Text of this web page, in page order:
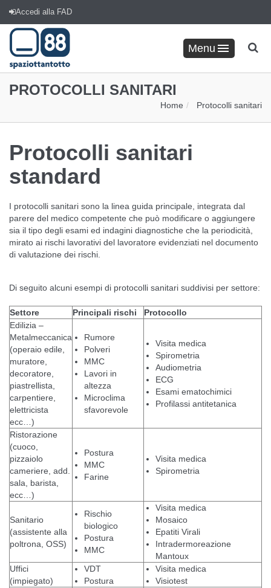
Accedi alla FAD
Menu
PROTOCOLLI SANITARI
Home Protocolli sanitari
Protocolli sanitari
standard
I protocolli sanitari sono la linea guida principale, integrata dal
parere del medico competente che può modificare o aggiungere
sia il tipo degli esami ed indagini diagnostiche che la periodicità,
mirato ai rischi lavorativi del lavoratore evidenziati nel documento
di valutazione dei rischi.
Di seguito alcuni esempi di protocolli sanitari suddivisi per settore:
Settore Principali rischi
Protocollo
Edilizia –
Metalmeccanica
(operaio edile,
muratore,
decoratore,
piastrellista,
carpentiere,
elettricista
ecc…)
Rumore
Polveri
MMC
Lavori in
altezza
Microclima
sfavorevole
Visita medica
Spirometria
Audiometria
ECG
Esami ematochimici
Profilassi antitetanica
Ristorazione
(cuoco,
pizzaiolo
cameriere, add.
sala, barista,
ecc…)
Postura
MMC
Farine
Visita medica
Spirometria
Sanitario
(assistente alla
poltrona, OSS)
Rischio
biologico
Postura
MMC
Visita medica
Mosaico
Epatiti Virali
Intradermoreazione
Mantoux
Uffici
(impiegato)
VDT
Postura
Visita medica
Visiotest